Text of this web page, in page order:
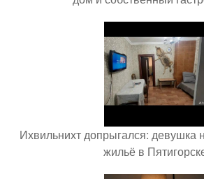
Ихвильнихт допрыгался:
жильё в